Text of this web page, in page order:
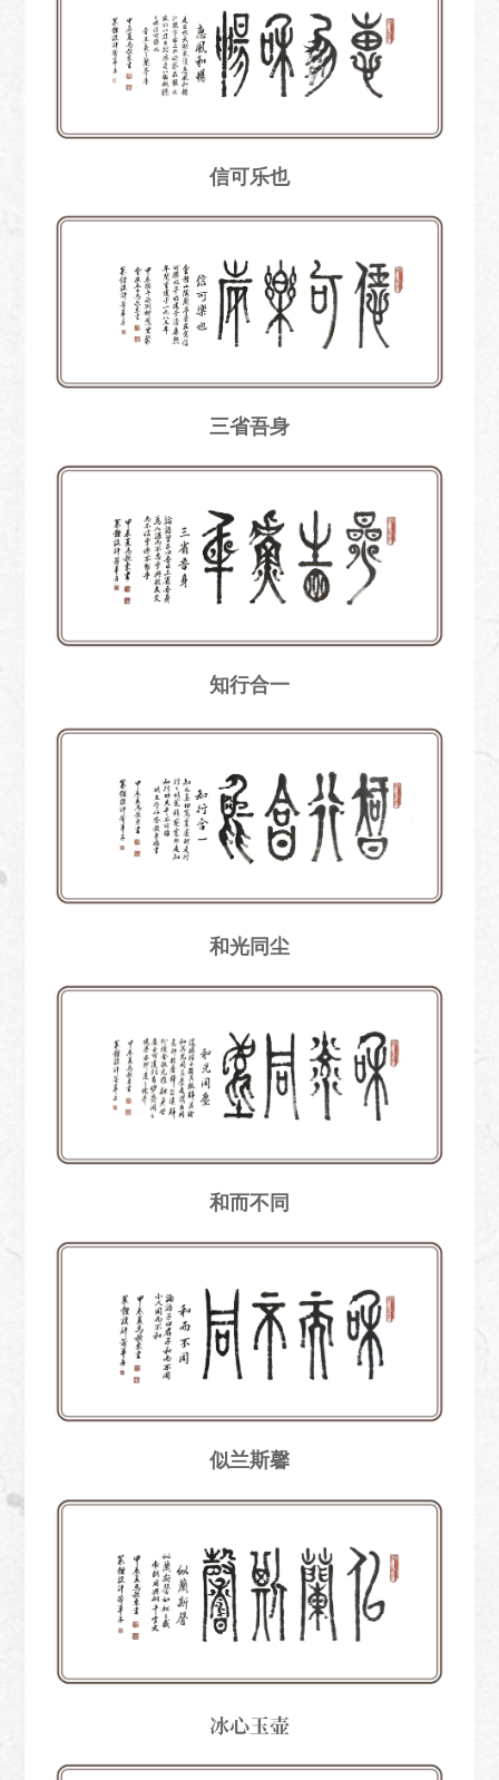
信可乐也
三省吾身
知行合一
和光同尘
和而不同
似兰斯馨
冰心玉壶